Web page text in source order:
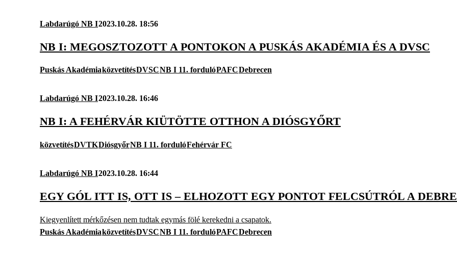
Labdarúgó NB I2023.10.28. 18:56
NB I: MEGOSZTOZOTT A PONTOKON A PUSKÁS AKADÉMIA ÉS A DVSC
Puskás AkadémiaközvetítésDVSCNB I 11. fordulóPAFCDebrecen
Labdarúgó NB I2023.10.28. 16:46
NB I: A FEHÉRVÁR KIÜTÖTTE OTTHON A DIÓSGYŐRT
közvetítésDVTKDiósgyőrNB I 11. fordulóFehérvár FC
Labdarúgó NB I2023.10.28. 16:44
EGY GÓL ITT IS, OTT IS – ELHOZOTT EGY PONTOT FELCSÚTRÓL A
Kiegyenlített mérkőzésen nem tudtak egymás fölé kerekedni a csapatok.
Puskás AkadémiaközvetítésDVSCNB I 11. fordulóPAFCDebrecen